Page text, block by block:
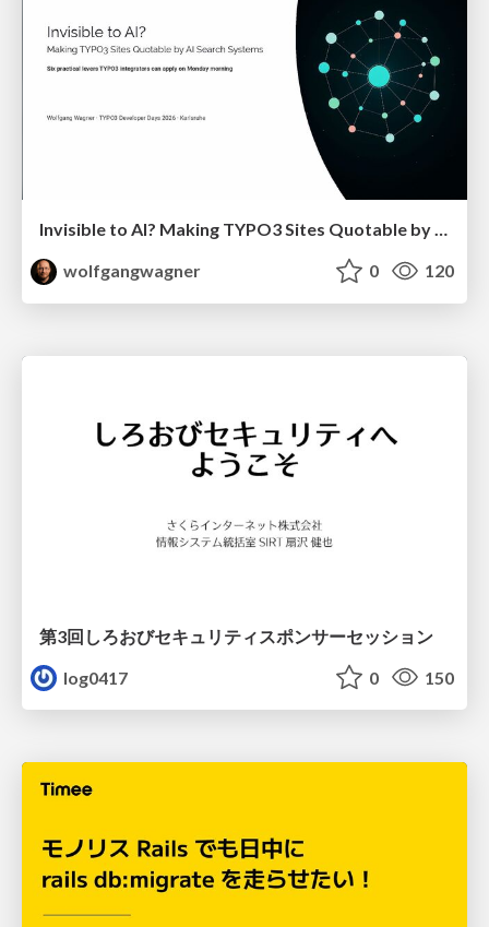
Invisible to AI? Making TYPO3 Sites Quotable by AI Search Systems
wolfgangwagner
0 120
第3回しろおびセキュリティスポンサーセッション
log0417
0 150